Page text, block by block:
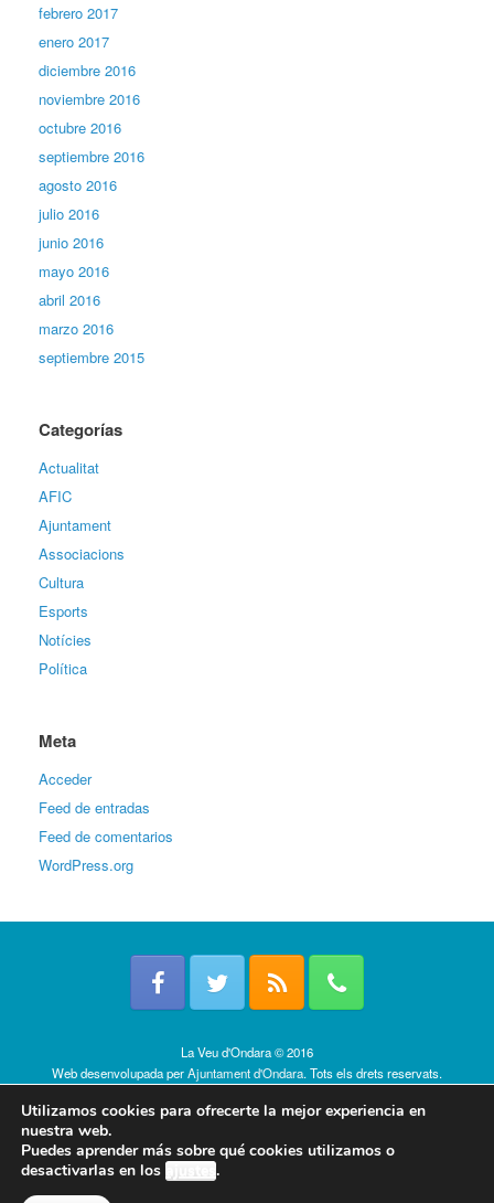
febrero 2017
enero 2017
diciembre 2016
noviembre 2016
octubre 2016
septiembre 2016
agosto 2016
julio 2016
junio 2016
mayo 2016
abril 2016
marzo 2016
septiembre 2015
Categorías
Actualitat
AFIC
Ajuntament
Associacions
Cultura
Esports
Notícies
Política
Meta
Acceder
Feed de entradas
Feed de comentarios
WordPress.org
La Veu d'Ondara © 2016
Web desenvolupada perAjuntament d'Ondara. Tots els drets reservats.
Utilizamos cookies para ofrecerte la mejor experiencia en
nuestra web.
Puedes aprender más sobre qué cookies utilizamos o
desactivarlas en los ajustes.